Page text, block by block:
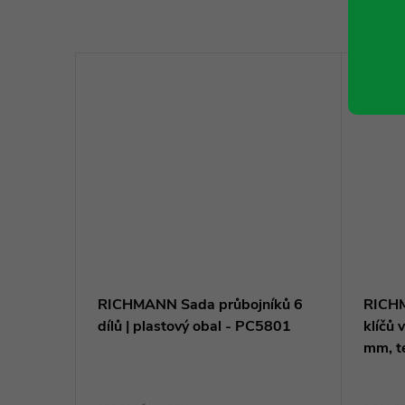
RICHMANN Sada průbojníků 6
dílů | plastový obal - PC5801
klíčů
mm,